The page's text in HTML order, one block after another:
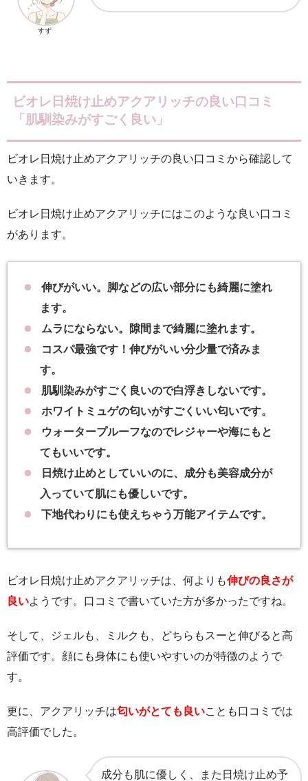
すず
ビオレ日焼け止めアクアリッチの良い口コミ
「肌馴染みがすごく良い」
ビオレ日焼け止めアクアリッチの良い口コミから確認して
いきます。
ビオレ日焼け止めアクアリッチにはこのような良い口コミ
があります。
伸びがいい。脚などの広い部分にも綺麗に塗れ
ます。
ムラにならない。隙間まで綺麗に塗れます。
コスパ最強です！伸びがいい分少量で済みま
す。
肌馴染みがすごく良いので白浮きしないです。
ホワイトミュゲの匂いがすごくいい匂いです。
ウォータープルーフなのでレジャーや海にもと
てもいいです。
日焼け止めとしていいのに、成分も美容成分が
入っていて肌にも優しいです。
下地代わりにも使えちゃう万能アイテムです。
ビオレ日焼け止めアクアリッチは、何よりも伸びの良さが
良いようです。口コミで書いていた方が多かったですね。
そして、ジェルも、ミルクも、どちらもスーと伸びると高
評価です。顔にも身体にも使いやすいのが特徴のようで
す。
更に、アクアリッチは匂いがとても良いことも口コミでは
高評価でした。
成分も肌に優しく、また日焼け止め予